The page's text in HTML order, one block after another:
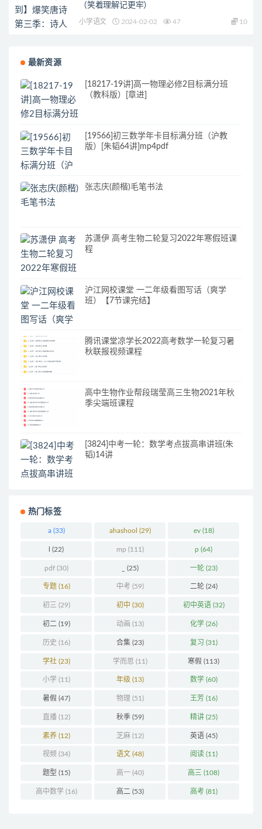
（笑着理解记更牢）
小学语文 2024-02-02 47 10
最新资源
[18217-19讲]高一物理必修2目标满分班
（教科版）[章进]
[19566]初三数学年卡目标满分班（沪教
版）[朱韬64讲]mp4pdf
张志庆(颜楷)毛笔书法
苏潇伊 高考生物二轮复习2022年寒假班课
程
沪江网校课堂 一二年级看图写话（爽学
班）【7节课完结】
腾讯课堂凉学长2022高考数学一轮复习暑
秋联报视频课程
高中生物作业帮段瑞莹高三生物2021年秋
季尖端班课程
[3824]中考一轮：数学考点拔高串讲班(朱
韬)14讲
热门标签
a(33) ahashool (29) ev(18)
(22) mp (111) p (64)
pdf(30) (25) 一轮(23)
专题(16) 中考 (59) 二轮(24)
初三 (29) 初中 (30) 初中英语(32)
初二 (19) 动画 (13) 化学(26)
历史 (16) 合集(23) 复习 (31)
学社(23) 学而思 (11) 寒假 (113)
小学(11) 年级 (13) 数学(60)
暑假 (47) 物理 (51) 王芳(16)
直播(12) 秋季(59) 精讲(25)
素养(12) 芝麻(12) 英语(45)
视频 (34) 语文 (48) 阅读(11)
题型 (15) 高一(40) 高三 (108)
高中数学(16) 高二 (53) 高考(81)